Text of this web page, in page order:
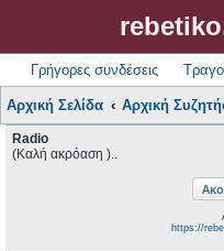
Γρήγορες συνδέσεις
Αρχική Σελίδα Αρχική
Radio
(Καλή ακρόαση )..
https://